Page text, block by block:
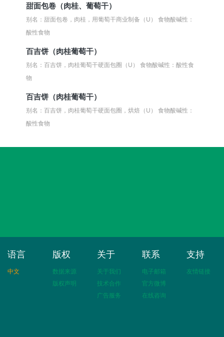
甜面包卷（肉桂、葡萄干）
别名：甜面包卷，肉桂，用葡萄干商业制备（U）食物酸碱性：
酸性食物
百吉饼（肉桂葡萄干）
别名：百吉饼，肉桂葡萄干硬面包圈（U）食物酸碱性：酸性食
物
百吉饼（肉桂葡萄干）
别名：百吉饼，肉桂葡萄干硬面包圈，烘焙（U）食物酸碱性：
酸性食物
语言
中文
版权
数据来源
版权声明
关于
关于我们
技术合作
广告服务
联系
电子邮箱
官方微博
在线咨询
支持
友情链接